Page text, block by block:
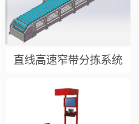
直线高速窄带分拣系统